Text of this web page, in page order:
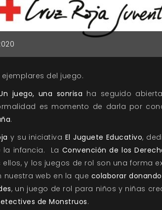
del juego.
juego, una sonrisa ha seguido
es momento de darla por
.
y su iniciativa El Juguete Educativo,
infancia. La Convención de los
y los juegos de rol son una forma
nuestra web en la que colaborar
, un juego de rol para niños y niñas
de Monstruos.